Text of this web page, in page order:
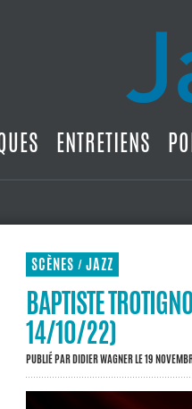
ENTRETIENS
SCÈNES / JAZZ
BAPTISTE
14/10/22)
PUBLIÉ PARDIDIER WAGNERLE 19